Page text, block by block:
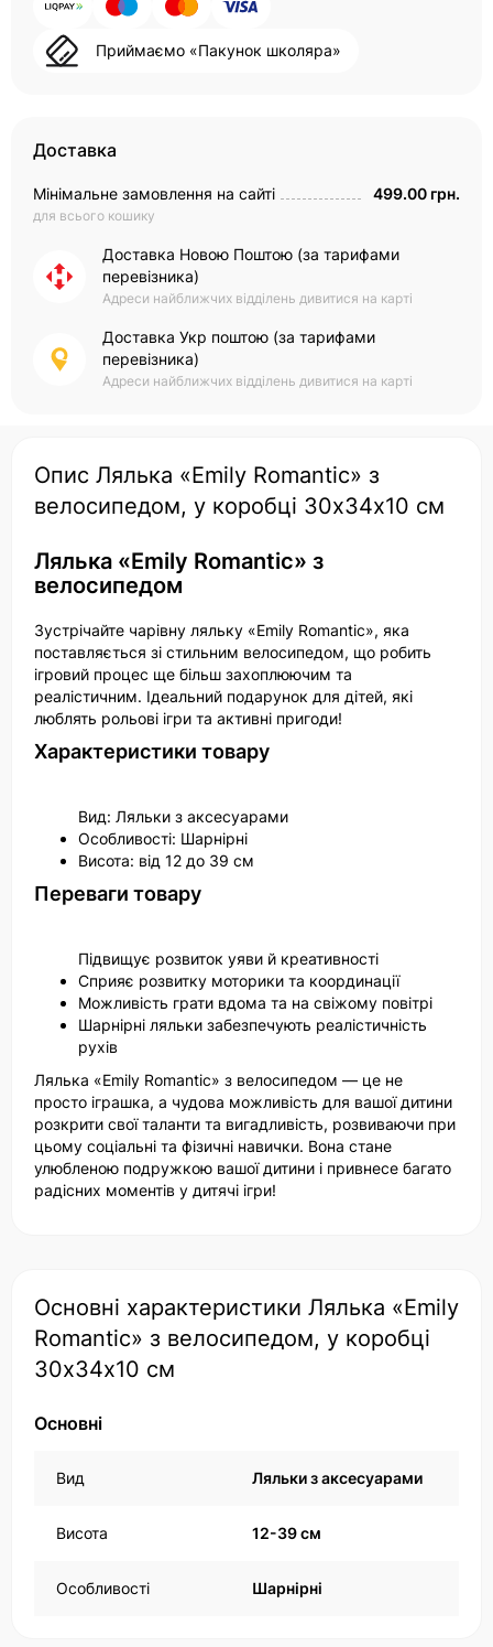
Приймаємо «Пакунок школяра»
Доставка
Мінімальне замовлення на сайті
для всього кошику
499.00 грн.
Доставка Новою Поштою (за тарифами
перевізника)
Адреси найближчих відділень дивитися на карті
Доставка Укр поштою (за тарифами
перевізника)
Адреси найближчих відділень дивитися на карті
Опис Лялька «Emily Romantic» з
велосипедом, у коробці 30х34х10 см
Лялька «Emily Romantic» з
велосипедом
Зустрічайте чарівну ляльку «Emily Romantic», яка
поставляється зі стильним велосипедом, що робить
ігровий процес ще більш захоплюючим та
реалістичним. Ідеальний подарунок для дітей, які
люблять рольові ігри та активні пригоди!
Характеристики товару
Вид: Ляльки з аксесуарами
Особливості: Шарнірні
Висота: від 12 до 39 см
Переваги товару
Підвищує розвиток уяви й креативності
Сприяє розвитку моторики та координації
Можливість грати вдома та на свіжому повітрі
Шарнірні ляльки забезпечують реалістичність
рухів
Лялька «Emily Romantic» з велосипедом — це не
просто іграшка, а чудова можливість для вашої дитини
розкрити свої таланти та вигадливість, розвиваючи при
цьому соціальні та фізичні навички. Вона стане
улюбленою подружкою вашої дитини і привнесе багато
радісних моментів у дитячі ігри!
Основні характеристики Лялька «Emily
Romantic» з велосипедом, у коробці
30х34х10 см
Основні
Вид Ляльки з аксесуарами
Висота 12-39 см
Особливості Шарнірні